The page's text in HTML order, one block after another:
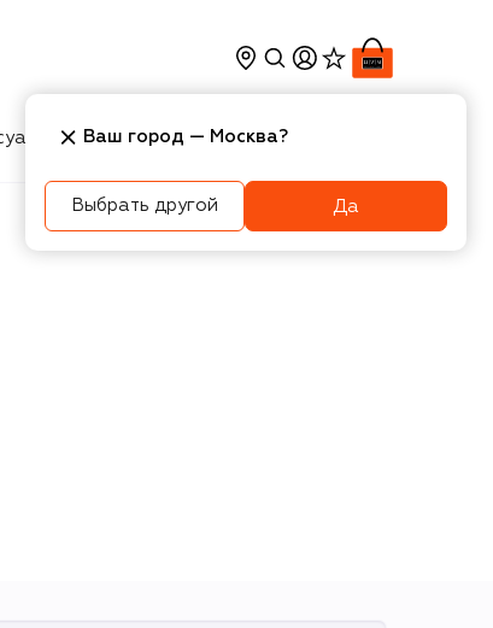
Косметика Интерьер
Ваш город — Москва?
Выбрать другой Да